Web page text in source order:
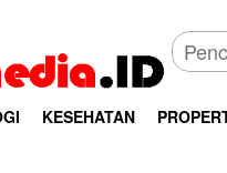
KESEHATAN